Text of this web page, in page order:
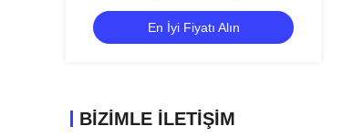
Köpük Paneller
En İyi Fiyatı Alın
BIZIMLE İLETIŞIM